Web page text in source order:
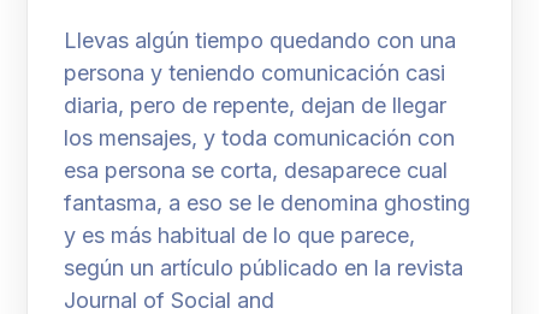
Llevas algún tiempo quedando con una
persona y teniendo comunicación casi
diaria, pero de repente, dejan de llegar
los mensajes, y toda comunicación con
esa persona se corta, desaparece cual
fantasma, a eso se le denomina ghosting
y es más habitual de lo que parece,
según un artículo públicado en la revista
Journal of Social and